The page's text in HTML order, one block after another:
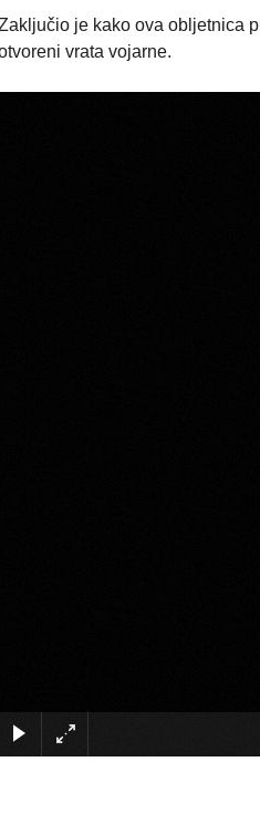
je kako ova obljetnica
vrata vojarne.